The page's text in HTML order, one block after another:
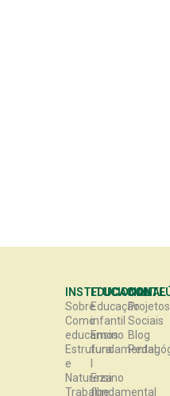
INSTITUCIONAL
Sobre
Como
educamos
Estrutura
e
Natureza
Trabalhe
EDUCACIONAL
Educação
infantil
Ensino
fundamental
Ensino
fundamental
Blog
Projetos
Sociais